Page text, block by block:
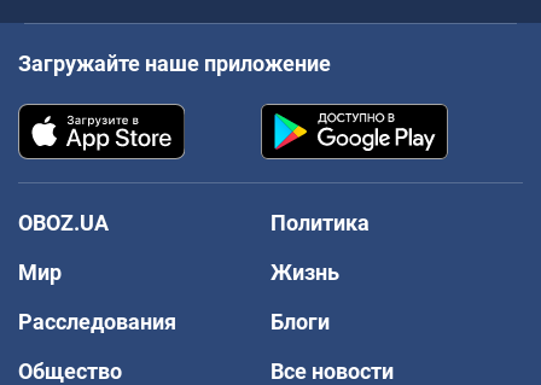
Загружайте наше приложение
OBOZ.UA
Политика
Мир
Жизнь
Расследования
Блоги
Общество
Все новости